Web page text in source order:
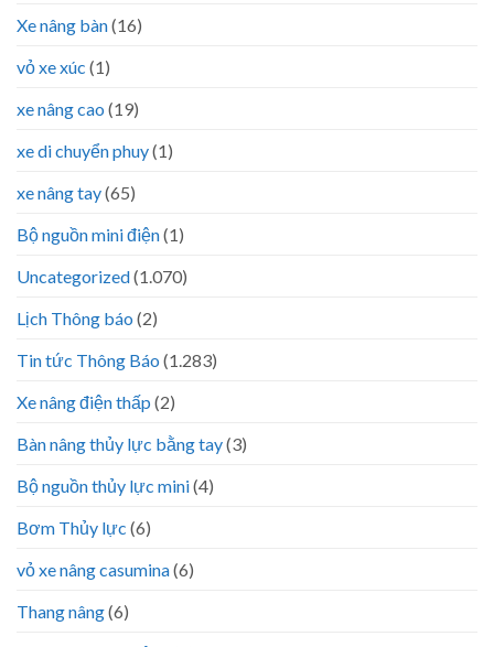
Xe nâng bàn(16)
vỏ xe xúc (1)
xe nâng cao (19)
xe di chuyển phuy(1)
xe nâng tay(65)
Bộ nguồn mini điện(1)
Uncategorized(1.070)
Lịch Thông báo (2)
Tin tức Thông Báo (1.283)
Xe nâng điện thấp (2)
Bàn nâng thủy lực bằng tay(3)
Bộ nguồn thủy lực mini(4)
Bơm Thủy lực (6)
vỏ xe nâng casumina(6)
Thang nâng(6)